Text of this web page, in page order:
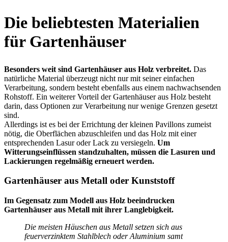
Die beliebtesten Materialien
für Gartenhäuser
Besonders weit sind Gartenhäuser aus Holz verbreitet. Das
natürliche Material überzeugt nicht nur mit seiner einfachen
Verarbeitung, sondern besteht ebenfalls aus einem nachwachsenden
Rohstoff. Ein weiterer Vorteil der Gartenhäuser aus Holz besteht
darin, dass Optionen zur Verarbeitung nur wenige Grenzen gesetzt
sind.
Allerdings ist es bei der Errichtung der kleinen Pavillons zumeist
nötig, die Oberflächen abzuschleifen und das Holz mit einer
entsprechenden Lasur oder Lack zu versiegeln. Um
Witterungseinflüssen standzuhalten, müssen die Lasuren und
Lackierungen regelmäßig erneuert werden.
Gartenhäuser aus Metall oder Kunststoff
Im Gegensatz zum Modell aus Holz beeindrucken
Gartenhäuser aus Metall mit ihrer Langlebigkeit.
Die meisten Häuschen aus Metall setzen sich aus
feuerverzinktem Stahlblech oder Aluminium samt